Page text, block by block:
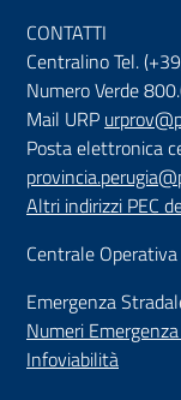
CONTATTI
Centralino Tel.
Numero Verde
Mail URP
Posta elettronica
Altri indirizzi PEC
Centrale
Emergenza
Numeri
Infoviabilità